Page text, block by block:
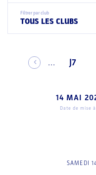
Filtrer par club
TOUS LES CLUBS
... J7
14 MAI
Date de mise
SAMEDI